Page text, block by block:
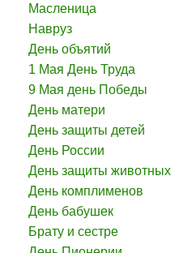
Масленица
Навруз
День объятий
1 Мая День Труда
9 Мая день Победы
День матери
День защиты детей
День России
День защиты животных
День комплименов
День бабушек
Брату и сестре